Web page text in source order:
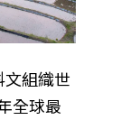
組織世
全球最